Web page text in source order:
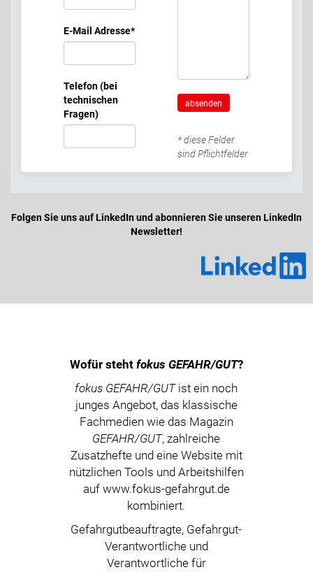
E-Mail Adresse*
Telefon (bei
technischen
Fragen)
absenden
* diese Felder
sind Pflichtfelder
Folgen Sie uns auf LinkedIn und abonnieren Sie unseren LinkedIn
Newsletter!
Wofür steht fokus GEFAHR/GUT?
fokus GEFAHR/GUTist ein noch
junges Angebot, das klassische
Fachmedien wie das Magazin
GEFAHR/GUT, zahlreiche
Zusatzhefte und eine Website mit
nützlichen Tools und Arbeitshilfen
auf www.fokus-gefahrgut.de
kombiniert.
Gefahrgutbeauftragte, Gefahrgut-
Verantwortliche und
Verantwortliche für